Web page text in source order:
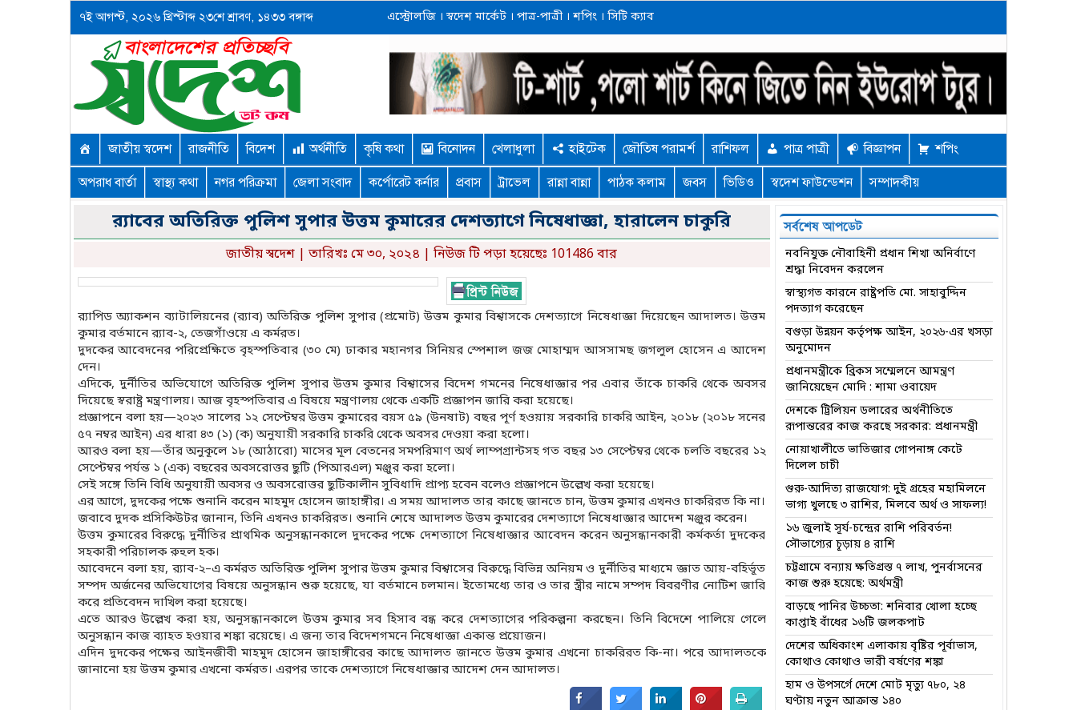
৭ই আগস্ট, ২০২৬ খ্রিস্টাব্দ ২৩শে শ্রাবণ, ১৪৩৩ বঙ্গাব্দ এস্ট্রোলজি। স্বদেশ মার্কেট। পাত্র-পাত্রী। শপিং। সিটি ক্যাব
জাতীয় স্বদেশ রাজনীতি বিদেশ অর্থনীতি কৃষি কথা বিনোদন খেলাধুলা হাইটেক জৌতিষ পরামর্শ রাশিফল পাত্র পাত্রী বিজ্ঞাপন শপিং
অপরাধ বার্তা স্বাস্থ্য কথা নগর পরিক্রমা জেলা সংবাদ কর্পোরেট কর্নার প্রবাস ট্রাভেল রান্না বান্না পাঠক কলাম জবস ভিডিও স্বদেশ ফাউন্ডেশন সম্পাদকীয়
র‍্যাবের অতিরিক্ত পুলিশ সুপার উত্তম কুমারের দেশত্যাগে নিষেধাজ্ঞা, হারালেন চাকুরি
জাতীয় স্বদেশ | তারিখঃ মে ৩০, ২০২৪ | নিউজ টি পড়া হয়েছেঃ 101486 বার
র‌্যাপিড অ্যাকশন ব্যাটালিয়নের (র‍্যাব) অতিরিক্ত পুলিশ সুপার (প্রমোট) উত্তম কুমার বিশ্বাসকে দেশত্যাগে নিষেধাজ্ঞা দিয়েছেন আদালত। উত্তম
কুমার বর্তমানে র‍্যাব-২, তেজগাঁওয়ে এ কর্মরত।
দুদকের আবেদনের পরিপ্রেক্ষিতে বৃহস্পতিবার (৩০ মে) ঢাকার মহানগর সিনিয়র স্পেশাল জজ মোহাম্মদ আসসামছ জগলুল হোসেন এ আদেশ
দেন।
এদিকে, দুর্নীতির অভিযোগে অতিরিক্ত পুলিশ সুপার উত্তম কুমার বিশ্বাসের বিদেশ গমনের নিষেধাজ্ঞার পর এবার তাঁকে চাকরি থেকে অবসর
দিয়েছে স্বরাষ্ট্র মন্ত্রণালয়। আজ বৃহস্পতিবার এ বিষয়ে মন্ত্রণালয় থেকে একটি প্রজ্ঞাপন জারি করা হয়েছে।
প্রজ্ঞাপনে বলা হয়—২০২৩ সালের ১২ সেপ্টেম্বর উত্তম কুমারের বয়স ৫৯ (উনষাট) বছর পূর্ণ হওয়ায় সরকারি চাকরি আইন, ২০১৮ (২০১৮ সনের
৫৭ নম্বর আইন) এর ধারা ৪৩ (১) (ক) অনুযায়ী সরকারি চাকরি থেকে অবসর দেওয়া করা হলো।
আরও বলা হয়—তাঁর অনুকূলে ১৮ (আঠারো) মাসের মূল বেতনের সমপরিমাণ অর্থ লাম্পগ্রান্টসহ গত বছর ১৩ সেপ্টেম্বর থেকে চলতি বছরের ১২
সেপ্টেম্বর পর্যন্ত ১ (এক) বছরের অবসরোত্তর ছুটি (পিআরএল) মঞ্জুর করা হলো।
সেই সঙ্গে তিনি বিধি অনুযায়ী অবসর ও অবসরোত্তর ছুটিকালীন সুবিধাদি প্রাপ্য হবেন বলেও প্রজ্ঞাপনে উল্লেখ করা হয়েছে।
এর আগে, দুদকের পক্ষে শুনানি করেন মাহমুদ হোসেন জাহাঙ্গীর। এ সময় আদালত তার কাছে জানতে চান, উত্তম কুমার এখনও চাকরিরত কি না।
জবাবে দুদক প্রসিকিউটর জানান, তিনি এখনও চাকরিরত। শুনানি শেষে আদালত উত্তম কুমারের দেশত্যাগে নিষেধাজ্ঞার আদেশ মঞ্জুর করেন।
উত্তম কুমারের বিরুদ্ধে দুর্নীতির প্রাথমিক অনুসন্ধানকালে দুদকের পক্ষে দেশত্যাগে নিষেধাজ্ঞার আবেদন করেন অনুসন্ধানকারী কর্মকর্তা দুদকের
সহকারী পরিচালক রুহুল হক।
আবেদনে বলা হয়, র‌্যাব-২–এ কর্মরত অতিরিক্ত পুলিশ সুপার উত্তম কুমার বিশ্বাসের বিরুদ্ধে বিভিন্ন অনিয়ম ও দুর্নীতির মাধ্যমে জ্ঞাত আয়-বহির্ভূত
সম্পদ অর্জনের অভিযোগের বিষয়ে অনুসন্ধান শুরু হয়েছে, যা বর্তমানে চলমান। ইতোমধ্যে তার ও তার স্ত্রীর নামে সম্পদ বিবরণীর নোটিশ জারি
করে প্রতিবেদন দাখিল করা হয়েছে।
এতে আরও উল্লেখ করা হয়, অনুসন্ধানকালে উত্তম কুমার সব হিসাব বন্ধ করে দেশত্যাগের পরিকল্পনা করছেন। তিনি বিদেশে পালিয়ে গেলে
অনুসন্ধান কাজ ব্যাহত হওয়ার শঙ্কা রয়েছে। এ জন্য তার বিদেশগমনে নিষেধাজ্ঞা একান্ত প্রয়োজন।
এদিন দুদকের পক্ষের আইনজীবী মাহমুদ হোসেন জাহাঙ্গীরের কাছে আদালত জানতে উত্তম কুমার এখনো চাকরিরত কি-না। পরে আদালতকে
জানানো হয় উত্তম কুমার এখনো কর্মরত। এরপর তাকে দেশত্যাগে নিষেধাজ্ঞার আদেশ দেন আদালত।
সর্বশেষ আপডেট
নবনিযুক্ত নৌবাহিনী প্রধান শিখা অনির্বাণে
শ্রদ্ধা নিবেদন করলেন
স্বাস্থ্যগত কারনে রাষ্ট্রপতি মো. সাহাবুদ্দিন
পদত্যাগ করেছেন
বগুড়া উন্নয়ন কর্তৃপক্ষ আইন, ২০২৬-এর খসড়া
অনুমোদন
প্রধানমন্ত্রীকে ব্রিকস সম্মেলনে আমন্ত্রণ
জানিয়েছেন মোদি : শামা ওবায়েদ
দেশকে ট্রিলিয়ন ডলারের অর্থনীতিতে
রূপান্তরের কাজ করছে সরকার: প্রধানমন্ত্রী
নোয়াখালীতে ভাতিজার গোপনাঙ্গ কেটে
দিলেল চাচী
গুরু-আদিত্য রাজযোগ: দুই গ্রহের মহামিলনে
ভাগ্য খুলছে ৩ রাশির, মিলবে অর্থ ও সাফল্য!
১৬ জুলাই সূর্য-চন্দ্রের রাশি পরিবর্তন!
সৌভাগ্যের চূড়ায় ৪ রাশি
চট্টগ্রামে বন্যায় ক্ষতিগ্রস্ত ৭ লাখ, পুনর্বাসনের
কাজ শুরু হয়েছে: অর্থমন্ত্রী
বাড়ছে পানির উচ্চতা: শনিবার খোলা হচ্ছে
কাপ্তাই বাঁধের ১৬টি জলকপাট
দেশের অধিকাংশ এলাকায় বৃষ্টির পূর্বাভাস,
কোথাও কোথাও ভারী বর্ষণের শঙ্কা
হাম ও উপসর্গে দেশে মোট মৃত্যু ৭৮০, ২৪
ঘণ্টায় নতুন আক্রান্ত ১৪০